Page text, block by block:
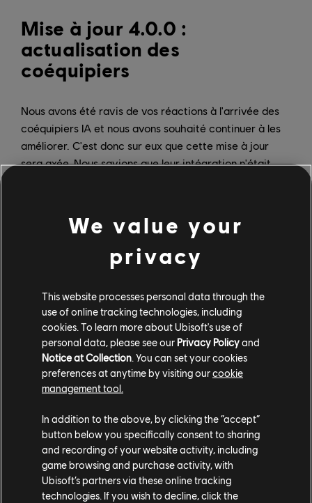
Mise à jour 4.0.0 :
actualisation des
coéquipiers
Nous avons été ravis de vos réactions à l'arrivée des
coéquipiers IA et nous avons souhaité continuer à les
améliorer. C'est donc sur eux que cette mise à jour
sera axée. Nous savions que leur intégration n'était
comme vous nous l'aviez demandé.
L'actualisation des coéquipiers vise à améliorer votre
expérience avec votre escouade IA, tout en ajoutant
Découvrez une nouvelle progression d'XP pour votre
escouade IA et débloquez de nouvelles aptitudes et
compétences passives en jouant. Un historique des
quêtes dédié sera également disponible pour
expérimenter les nouvelles fonctionnalités d'escouade
IA, tout en vous offrant de sympathiques récompenses
Créneau de sortie :fin du printemps
Mise à jour 4.1.0
We value your
privacy
This website processes personal data through the
use of online tracking technologies, including
cookies. To learn more about Ubisoft's use of
personal data, please see our Privacy Policyand
Notice at Collection . You can set your cookies
preferences at anytime by visiting ourcookie
management tool.
In addition to the above, by clicking the “accept”
button below you specifically consent to sharing
and recording of your website activity, including
game browsing and purchase activity, with
Ubisoft’s partners via these online tracking
technologies. If you wish to decline, click the